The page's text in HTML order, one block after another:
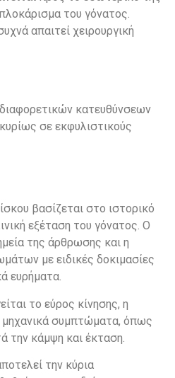
του γόνατος.
απαιτεί χειρουργική
κατευθύνσεων
σε εκφυλιστικούς
βασίζεται στο ιστορικό
εξέταση του γόνατος. Ο
της άρθρωσης και η
με ειδικές δοκιμασίες
ευρήματα.
το εύρος κίνησης, η
μηχανικά συμπτώματα, όπως
την κάμψη και έκταση.
την κύρια